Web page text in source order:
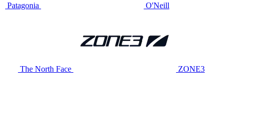
Patagonia O'Neill
The North Face ZONE3